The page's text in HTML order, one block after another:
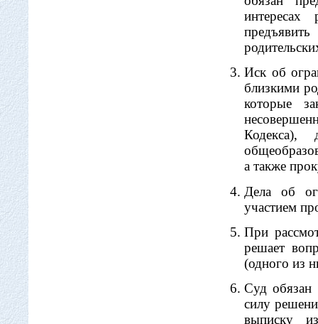
интересах
Иск об
близкими
которые
Кодекса),
а также
Дела об
участием
При
решает
(одного из
Суд обязан
силу
выписку